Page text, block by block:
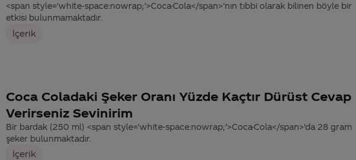
<span style='white-space:nowrap;'>Coca-Cola</span>’nın tıbbi olarak bilinen böyle bir
etkisi bulunmamaktadır.
İçerik
Coca Coladaki Şeker Oranı Yüzde Kaçtır Dürüst Cevap
Verirseniz Sevinirim
Bir bardak (250 ml) <span style='white-space:nowrap;'>Coca-Cola</span>'da 28 gram
şeker bulunmaktadır.
İçerik